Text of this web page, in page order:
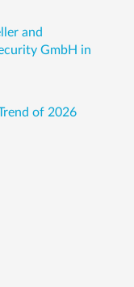
and
GmbH in
of 2026